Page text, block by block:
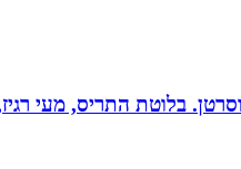
בלוטת התריס, מעי